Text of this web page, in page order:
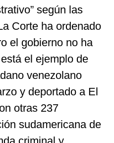
según las
Corte ha ordenado
el gobierno no ha
el ejemplo de
venezolano
y deportado a El
otras 237
sudamericana de